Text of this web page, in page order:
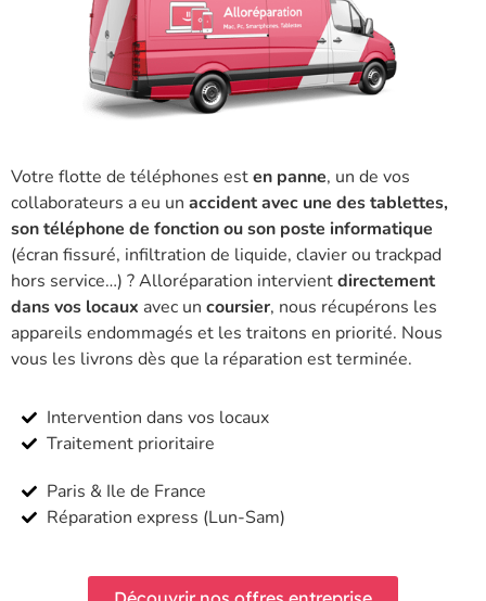
Votre flotte de téléphones esten panne, un de vos
collaborateurs a eu un accident avec une des tablettes,
son téléphone de fonction ou son poste informatique
(écran fissuré, infiltration de liquide, clavier ou trackpad
hors service…) ? Alloréparation intervientdirectement
dans vos locaux avec un coursier, nous récupérons les
appareils endommagés et les traitons en priorité. Nous
vous les livrons dès que la réparation est terminée.
Intervention dans vos locaux
Traitement prioritaire
Paris & Ile de France
Réparation express (Lun-Sam)